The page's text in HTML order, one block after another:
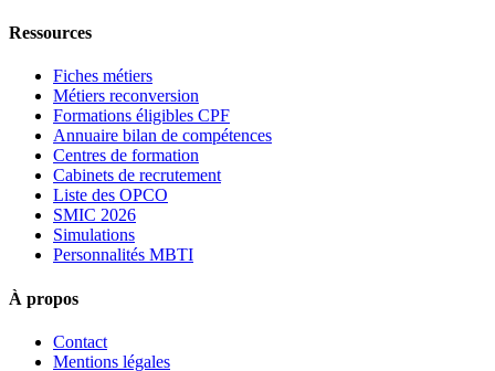
Ressources
Fiches métiers
Métiers reconversion
Formations éligibles CPF
Annuaire bilan de compétences
Centres de formation
Cabinets de recrutement
Liste des OPCO
SMIC 2026
Simulations
Personnalités MBTI
À propos
Contact
Mentions légales